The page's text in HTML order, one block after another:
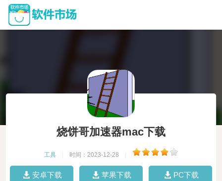
烧饼哥加速器mac下载
工具 时间：2023-12-28
安卓下载 苹果下载 PC下载